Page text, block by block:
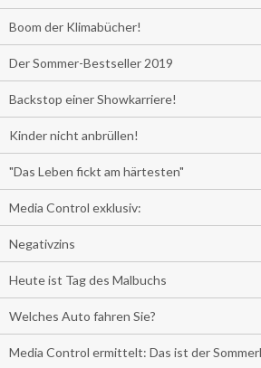
Boom der Klimabücher!
Der Sommer-Bestseller 2019
Backstop einer Showkarriere!
Kinder nicht anbrüllen!
"Das Leben fickt am härtesten"
Media Control exklusiv:
Negativzins
Heute ist Tag des Malbuchs
Welches Auto fahren Sie?
Media Control ermittelt: Das ist der